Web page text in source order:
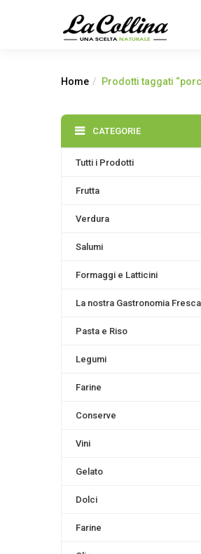
Home Prodotti taggati
CATEGORIE
Tutti i Prodotti
Frutta
Verdura
Salumi
Formaggi e Latticini
La nostra Gastronomia Fresca
Pasta e Riso
Legumi
Farine
Conserve
Vini
Gelato
Dolci
Farine